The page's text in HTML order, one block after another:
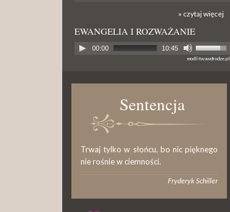
» czytaj więcej
EWANGELIA I ROZWAŻANIE
00:00 10:45
modlitwawdrodze.pl
Sentencja
Trwaj tylko w słońcu, bo nic pięknego
nie rośnie w ciemności.
Fryderyk Schiller